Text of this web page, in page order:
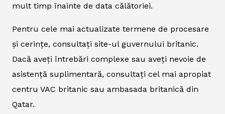
mult timp înainte de data călătoriei.
Pentru cele mai actualizate termene de procesare
și cerințe, consultați site-ul guvernului britanic.
Dacă aveți întrebări complexe sau aveți nevoie de
asistență suplimentară, consultați cel mai apropiat
centru VAC britanic sau ambasada britanică din
Qatar.